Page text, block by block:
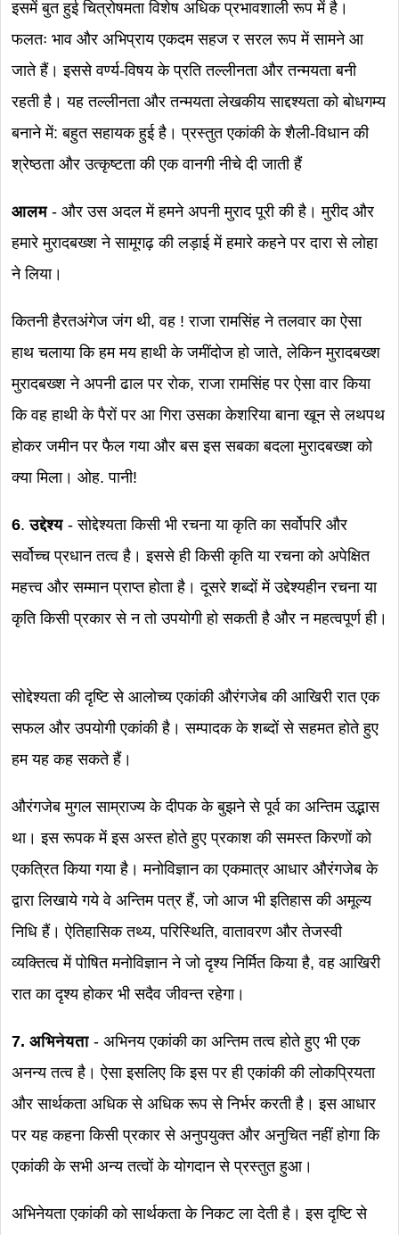
इसमें बुत हुई चित्रोषमता विशेष अधिक प्रभावशाली रूप में है।
फलतः भाव और अभिप्राय एकदम सहज र सरल रूप में सामने आ
जाते हैं। इससे वर्ण्य-विषय के प्रति तल्लीनता और तन्मयता बनी
रहती है। यह तल्लीनता और तन्मयता लेखकीय साद्दश्यता को बोधगम्य
बनाने में: बहुत सहायक हुई है। प्रस्तुत एकांकी के शैली-विधान की
श्रेष्ठता और उत्कृष्टता की एक वानगी नीचे दी जाती हैं
आलम - और उस अदल में हमने अपनी मुराद पूरी की है। मुरीद और
हमारे मुरादबख्श ने सामूगढ़ की लड़ाई में हमारे कहने पर दारा से लोहा
ने लिया।
कितनी हैरतअंगेज जंग थी, वह ! राजा रामसिंह ने तलवार का ऐसा
हाथ चलाया कि हम मय हाथी के जमींदोज हो जाते, लेकिन मुरादबख्श
मुरादबख्श ने अपनी ढाल पर रोक, राजा रामसिंह पर ऐसा वार किया
कि वह हाथी के पैरों पर आ गिरा उसका केशरिया बाना खून से लथपथ
होकर जमीन पर फैल गया और बस इस सबका बदला मुरादबख्श को
क्या मिला। ओह. पानी!
6. उद्देश्य - सोद्देश्यता किसी भी रचना या कृति का सर्वोपरि और
सर्वोच्च प्रधान तत्व है। इससे ही किसी कृति या रचना को अपेक्षित
महत्त्व और सम्मान प्राप्त होता है। दूसरे शब्दों में उद्देश्यहीन रचना या
कृति किसी प्रकार से न तो उपयोगी हो सकती है और न महत्वपूर्ण ही।
सोद्देश्यता की दृष्टि से आलोच्य एकांकी औरंगजेब की आखिरी रात एक
सफल और उपयोगी एकांकी है। सम्पादक के शब्दों से सहमत होते हुए
हम यह कह सकते हैं।
औरंगजेब मुगल साम्राज्य के दीपक के बुझने से पूर्व का अन्तिम उद्भास
था। इस रूपक में इस अस्त होते हुए प्रकाश की समस्त किरणों को
एकत्रित किया गया है। मनोविज्ञान का एकमात्र आधार औरंगजेब के
द्वारा लिखाये गये वे अन्तिम पत्र हैं, जो आज भी इतिहास की अमूल्य
निधि हैं। ऐतिहासिक तथ्य, परिस्थिति, वातावरण और तेजस्वी
व्यक्तित्व में पोषित मनोविज्ञान ने जो दृश्य निर्मित किया है, वह आखिरी
रात का दृश्य होकर भी सदैव जीवन्त रहेगा।
7. अभिनेयता - अभिनय एकांकी का अन्तिम तत्व होते हुए भी एक
अनन्य तत्व है। ऐसा इसलिए कि इस पर ही एकांकी की लोकप्रियता
और सार्थकता अधिक से अधिक रूप से निर्भर करती है। इस आधार
पर यह कहना किसी प्रकार से अनुपयुक्त और अनुचित नहीं होगा कि
एकांकी के सभी अन्य तत्वों के योगदान से प्रस्तुत हुआ।
अभिनेयता एकांकी को सार्थकता के निकट ला देती है। इस दृष्टि से